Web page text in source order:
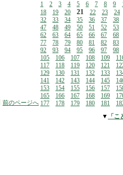
前のページへ
1 2 3 4 5 6 7 8 9
18
19 20 21 22 23
24
32
33 34 35 36 37
38
47
48 49 50 51 52
53
62
63 64 65 66 67
68
77
78 79 80 81 82
83
92
93 94 95 96 97
98
105
106 107 108 109
117
118 119 120 121
129
130 131 132 133
141
142 143 144 145
153
154 155 156 157
165
166 167 168 169
177
178 179 180 181
▼
「